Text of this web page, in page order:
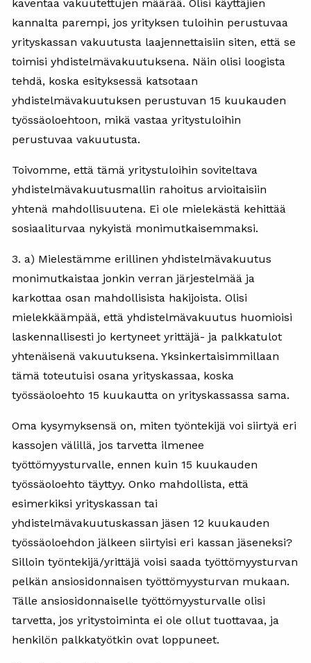
kaventaa vakuutettujen määrää. Olisi käyttäjien
kannalta parempi, jos yrityksen tuloihin perustuvaa
yrityskassan vakuutusta laajennettaisiin siten, että se
toimisi yhdistelmävakuutuksena. Näin olisi loogista
tehdä, koska esityksessä katsotaan
yhdistelmävakuutuksen perustuvan 15 kuukauden
työssäoloehtoon, mikä vastaa yritystuloihin
perustuvaa vakuutusta.
Toivomme, että tämä yritystuloihin soviteltava
yhdistelmävakuutusmallin rahoitus arvioitaisiin
yhtenä mahdollisuutena. Ei ole mielekästä kehittää
sosiaaliturvaa nykyistä monimutkaisemmaksi.
3. a) Mielestämme erillinen yhdistelmävakuutus
monimutkaistaa jonkin verran järjestelmää ja
karkottaa osan mahdollisista hakijoista. Olisi
mielekkäämpää, että yhdistelmävakuutus huomioisi
laskennallisesti jo kertyneet yrittäjä- ja palkkatulot
yhtenäisenä vakuutuksena. Yksinkertaisimmillaan
tämä toteutuisi osana yrityskassaa, koska
työssäoloehto 15 kuukautta on yrityskassassa sama.
Oma kysymyksensä on, miten työntekijä voi siirtyä eri
kassojen välillä, jos tarvetta ilmenee
työttömyysturvalle, ennen kuin 15 kuukauden
työssäoloehto täyttyy. Onko mahdollista, että
esimerkiksi yrityskassan tai
yhdistelmävakuutuskassan jäsen 12 kuukauden
työssäoloehdon jälkeen siirtyisi eri kassan jäseneksi?
Silloin työntekijä/yrittäjä voisi saada työttömyysturvan
pelkän ansiosidonnaisen työttömyysturvan mukaan.
Tälle ansiosidonnaiselle työttömyysturvalle olisi
tarvetta, jos yritystoiminta ei ole ollut tuottavaa, ja
henkilön palkkatyötkin ovat loppuneet.